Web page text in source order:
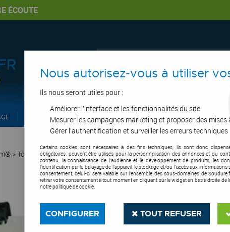
ÉCOUTE
PIPE ET INERTAGE ASPIRATION OUTILS DE COUPE
>Torches Duramax et pièces d'usure >Kit consommables pour
Nous autorisez-vous à utiliser
Ils nous seront utiles pour :
Améliorer l'interface et les fonctionnalités du site
Mesurer les campagnes marketing et proposer des
Gérer l'authentification et surveiller les erreurs techniques
Certains cookies sont nécessaires à des fins techniques, ils sont donc
obligatoires, peuvent être utilisés pour la personnalisation des annonces et du
contenu, la connaissance de l'audience et le développement de produits, les
l'identification par le balayage de l'appareil, le stockage et/ou l'accès aux
consentement, celui-ci sera valable sur l’ensemble des sous-domaines de
retirer votre consentement à tout moment en cliquant sur le widget en bas à droite de
notre politique de cookie.
CONFIGURER TOUT REFUSER